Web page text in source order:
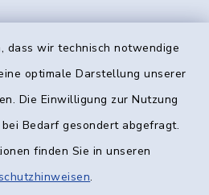
dass wir technisch notwendige
optimale Darstellung unserer
Die Einwilligung zur Nutzung
Bedarf gesondert abgefragt.
finden Sie in unseren
.
Kontakt